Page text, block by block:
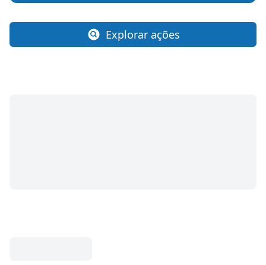
Explorar ações